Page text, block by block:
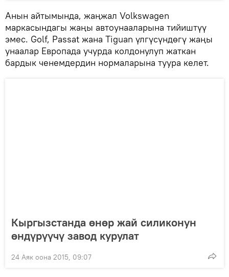
Анын айтымында, жаңжал Volkswagen
маркасындагы жаңы автоунааларына тийиштүү
эмес. Golf, Passat жана Tiguan үлгүсүндөгү жаңы
унаалар Европада учурда колдонулуп жаткан
бардык ченемдердин нормаларына туура келет.
Кыргызстанда өнөр жай силиконун
өндүрүүчү завод курулат
24 Аяк оона 2015, 09:07